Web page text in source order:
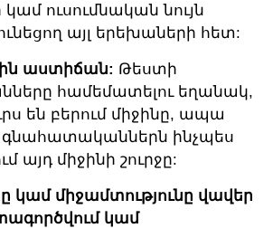
ուսումնական նույն
այլ երեխաների հետ:
աստիճան: Թեստի
համեմատելու եղանակ,
են բերում միջինը, ապա
գնահատականներն ինչպես
այդ միջինի շուրջը:
կամ միջամտությունը վավեր
կամ